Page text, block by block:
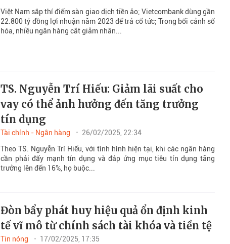
Việt Nam sắp thí điểm sàn giao dịch tiền ảo; Vietcombank dùng gần
22.800 tỷ đồng lợi nhuận năm 2023 để trả cổ tức; Trong bối cảnh số
hóa, nhiều ngân hàng cắt giảm nhân...
TS. Nguyễn Trí Hiếu: Giảm lãi suất cho
vay có thể ảnh hưởng đến tăng trưởng
tín dụng
Tài chính - Ngân hàng
26/02/2025, 22:34
Theo TS. Nguyễn Trí Hiếu, với tình hình hiện tại, khi các ngân hàng
cần phải đẩy mạnh tín dụng và đáp ứng mục tiêu tín dụng tăng
trưởng lên đến 16%, họ buộc...
Đòn bẩy phát huy hiệu quả ổn định kinh
tế vĩ mô từ chính sách tài khóa và tiền tệ
Tin nóng
17/02/2025, 17:35